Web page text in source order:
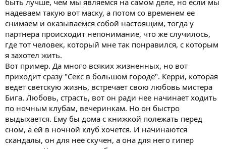
надеваем такую вот маску, а потом со временем ее
снимаем и оказываемся собой настоящим, тогда у
партнера происходит непонимание, что же случилось,
где тот человек, который мне так понравился, с которым
я захотел жить.
Вот пример. Да много всяких жизненных, но вот
приходит сразу "Секс в большом городе". Керри, которая
ведет светскую жизнь, встречает свою любовь мистера
Бига. Любовь, страсть, вот он ради нее начинает ходить
по ночным клубам, вечеринкам. Но он быстро
выдыхается. Ему бы дома с книжкой полежать перед
сном, а ей в ночной клуб хочется. И начинаются
скандалы, он для нее скучен, а она для него гипер